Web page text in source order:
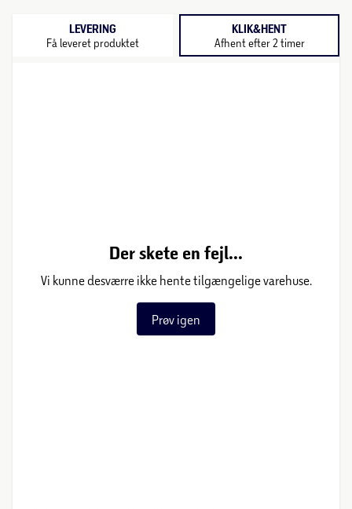
LEVERING
Få leveret produktet
KLIK&HENT
Afhent efter 2 timer
Der skete en fejl...
Vi kunne desværre ikke hente tilgængelige varehuse.
Prøv igen